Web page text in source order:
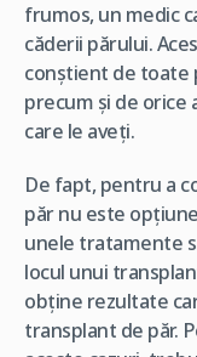
frumos, un medic
căderii părului.
conștient de toate
precum și de
care le aveți.
De fapt, pentru a
păr nu este
unele tratamente
locul unui
obține rezultate
transplant de păr.